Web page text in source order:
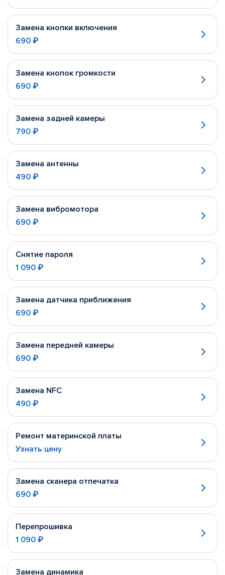
Замена кнопки включения
690 ₽
Замена кнопок громкости
690 ₽
Замена задней камеры
790 ₽
Замена антенны
490 ₽
Замена вибромотора
690 ₽
Снятие пароля
1 090 ₽
Замена датчика приближения
690 ₽
Замена передней камеры
690 ₽
Замена NFC
490 ₽
Ремонт материнской платы
Узнать цену
Замена сканера отпечатка
690 ₽
Перепрошивка
1 090 ₽
Замена динамика